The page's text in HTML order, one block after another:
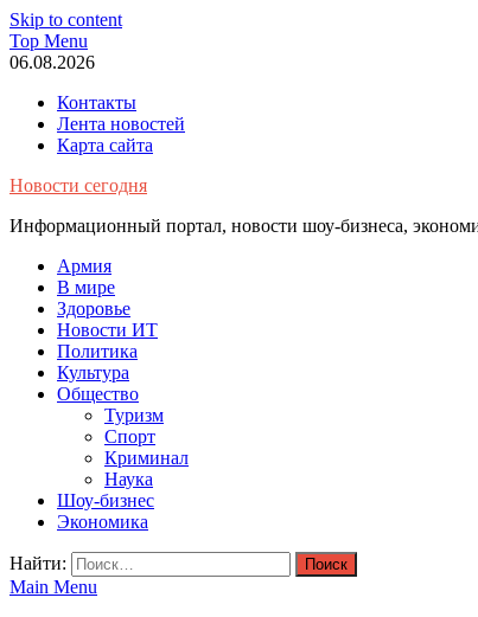
Skip to content
Top Menu
06.08.2026
Контакты
Лента новостей
Карта сайта
Новости сегодня
Информационный портал, новости шоу-бизнеса,
Армия
В мире
Здоровье
Новости ИТ
Политика
Культура
Общество
Туризм
Спорт
Криминал
Наука
Шоу-бизнес
Экономика
Найти:
Main Menu